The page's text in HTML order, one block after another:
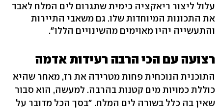
עלול ליצור ריאקציה כימית שתגרום לים המלח לאבד
את התכונות המיוחדות שלו. גם משאבי התיירות
והתעשייה יהיו מאוימים מהשינויים הללו".
רצועה עם הכי הרבה רעידות אדמה
התוכנית הנוכחית פחות מטרידה את רז, מאחר שהיא
כוללת כמויות מים קטנות בהרבה. למעשה, הוא סבור
שאין בה כלל בשורה לים המלח. "בסך הכל מדובר על